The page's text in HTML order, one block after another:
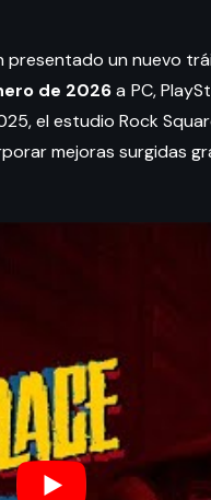
presentado un nuevo
de 2026a PC,
el estudio Rock
mejoras surgidas